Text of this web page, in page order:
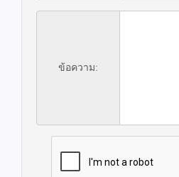
ข้อความ: